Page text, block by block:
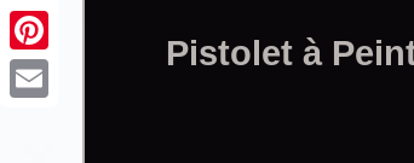
Pistolet à